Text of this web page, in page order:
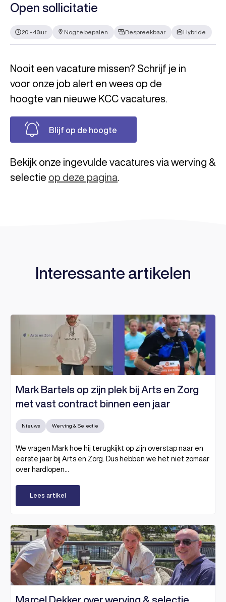
Open sollicitatie
20 - 40uur Nog te bepalen Bespreekbaar Hybride
Nooit een vacature missen? Schrijf je in
voor onze job alert en wees op de
hoogte van nieuwe KCC vacatures.
Blijf op de hoogte
Bekijk onze ingevulde vacatures via werving &
selectie op deze pagina
Interessante artikelen
Mark Bartels op zijn plek bij Arts en Zorg
met vast contract binnen een jaar
Nieuws Werving & Selectie
We vragen Mark hoe hij terugkijkt op zijn overstap naar en
eerste jaar bij Arts en Zorg. Dus hebben we het niet zomaar
over hardlopen...
Lees artikel
Marcel Dekker over werving & selectie